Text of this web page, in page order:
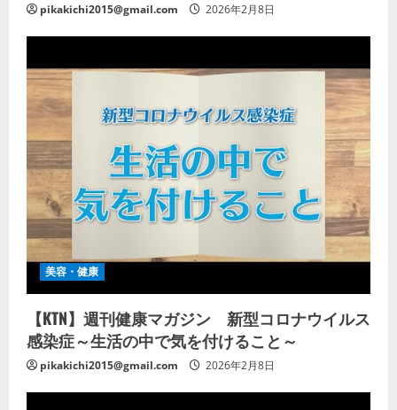
pikakichi2015@gmail.com 2026年2月8日
美容・健康
【KTN】週刊健康マガジン 新型コロナウイルス
感染症～生活の中で気を付けること～
pikakichi2015@gmail.com 2026年2月8日